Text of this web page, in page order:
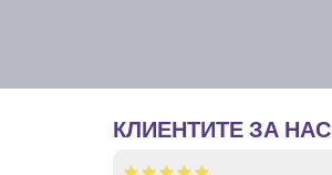
КЛИЕНТИТЕ ЗА НАС